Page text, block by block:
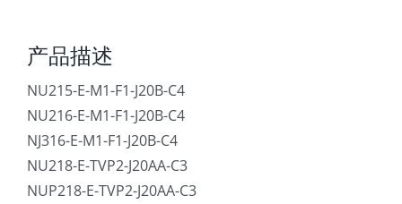
产品描述
NU215-E-M1-F1-J20B-C4
NU216-E-M1-F1-J20B-C4
NJ316-E-M1-F1-J20B-C4
NU218-E-TVP2-J20AA-C3
NUP218-E-TVP2-J20AA-C3